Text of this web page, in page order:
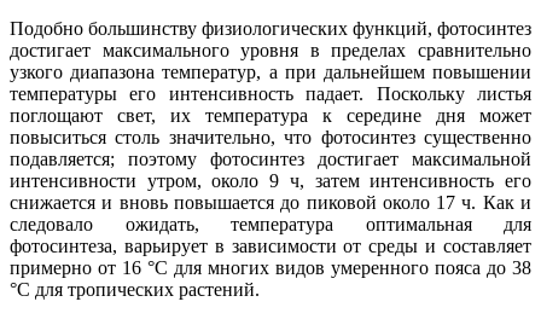
Подобно большинству физиологических функций, фотосинтез
достигает максимального уровня в пределах сравнительно
узкого диапазона температур, а при дальнейшем повышении
температуры его интенсивность падает. Поскольку листья
поглощают свет, их температура к середине дня может
повыситься столь значительно, что фотосинтез существенно
подавляется; поэтому фотосинтез достигает максимальной
интенсивности утром, около 9 ч, затем интенсивность его
снижается и вновь повышается до пиковой около 17 ч. Как и
следовало ожидать, температура оптимальная для
фотосинтеза, варьирует в зависимости от среды и составляет
примерно от 16 °С для многих видов умеренного пояса до 38
°С для тропических растений.